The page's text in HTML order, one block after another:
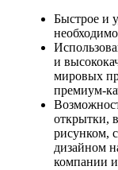
Быстрое и
и
мировых
премиум-
открытки,
рисунком,
дизайном
компании